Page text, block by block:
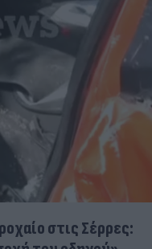
στις Σέρρες: